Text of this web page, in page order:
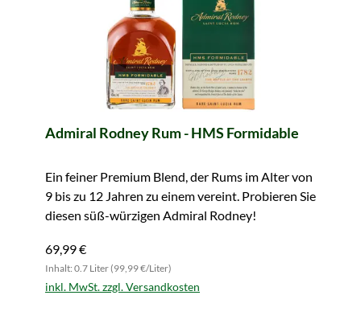
Admiral Rodney Rum - HMS Formidable
Ein feiner Premium Blend, der Rums im Alter von
9 bis zu 12 Jahren zu einem vereint. Probieren Sie
diesen süß-würzigen Admiral Rodney!
69,99 €
Inhalt: 0.7 Liter (99,99 €/Liter)
inkl. MwSt. zzgl. Versandkosten